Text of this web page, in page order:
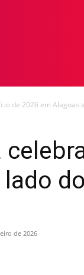
de 2026 em Alagoas
de 2026